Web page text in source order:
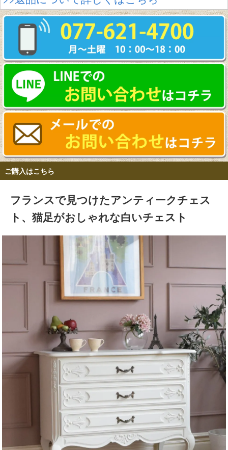
ご購入はこちら
フランスで見つけたアンティークチェス
ト、猫足がおしゃれな白いチェスト